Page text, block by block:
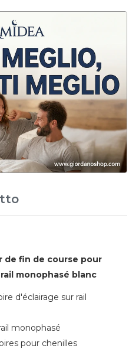
fin de course pour
monophasé blanc
d'éclairage sur rail
monophasé
pour chenilles